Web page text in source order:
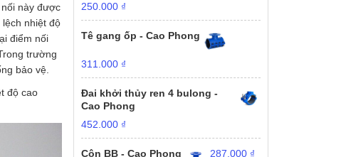
này được
nhiệt độ
điểm nối
trường
bảo vệ.
độ cao
250.000 ₫
Tê gang ốp - Cao Phong
311.000 ₫
Đai khởi thủy ren 4 bulong -
Cao Phong
452.000 ₫
Côn BB - Cao Phong 287.000 ₫